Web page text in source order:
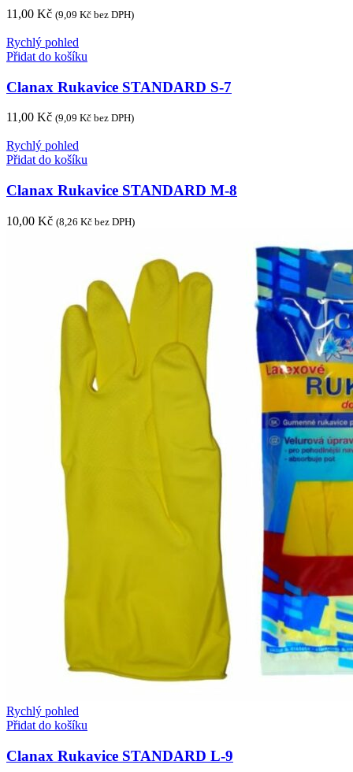
11,00 Kč (9,09 Kč bez DPH)
Rychlý pohled
Přidat do košíku
Clanax Rukavice STANDARD S-7
11,00 Kč (9,09 Kč bez DPH)
Rychlý pohled
Přidat do košíku
Clanax Rukavice STANDARD M-8
10,00 Kč (8,26 Kč bez DPH)
Rychlý pohled
Přidat do košíku
Clanax Rukavice STANDARD L-9